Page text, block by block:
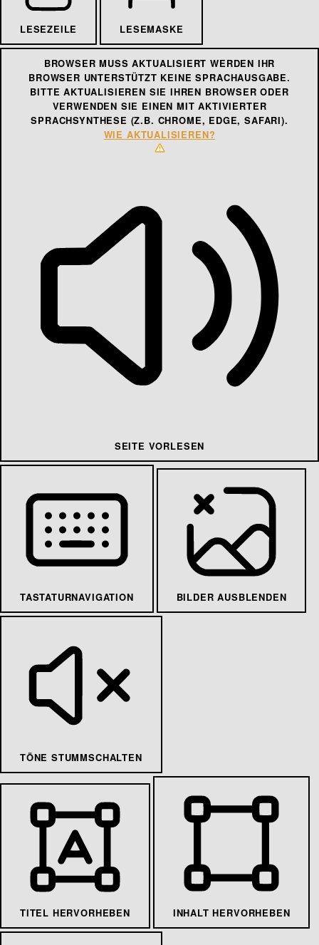
LESEZEILE LESEMASKE
BROWSER MUSS AKTUALISIERT WERDEN IHR
BROWSER UNTERSTÜTZT KEINE SPRACHAUSGABE.
BITTE AKTUALISIEREN SIE IHREN BROWSER ODER
VERWENDEN SIE EINEN MIT AKTIVIERTER
SPRACHSYNTHESE (Z.B. CHROME, EDGE, SAFARI).
WIE AKTUALISIEREN?
SEITE VORLESEN
TASTATURNAVIGATION BILDER AUSBLENDEN
TÖNE STUMMSCHALTEN
TITEL HERVORHEBEN INHALT HERVORHEBEN